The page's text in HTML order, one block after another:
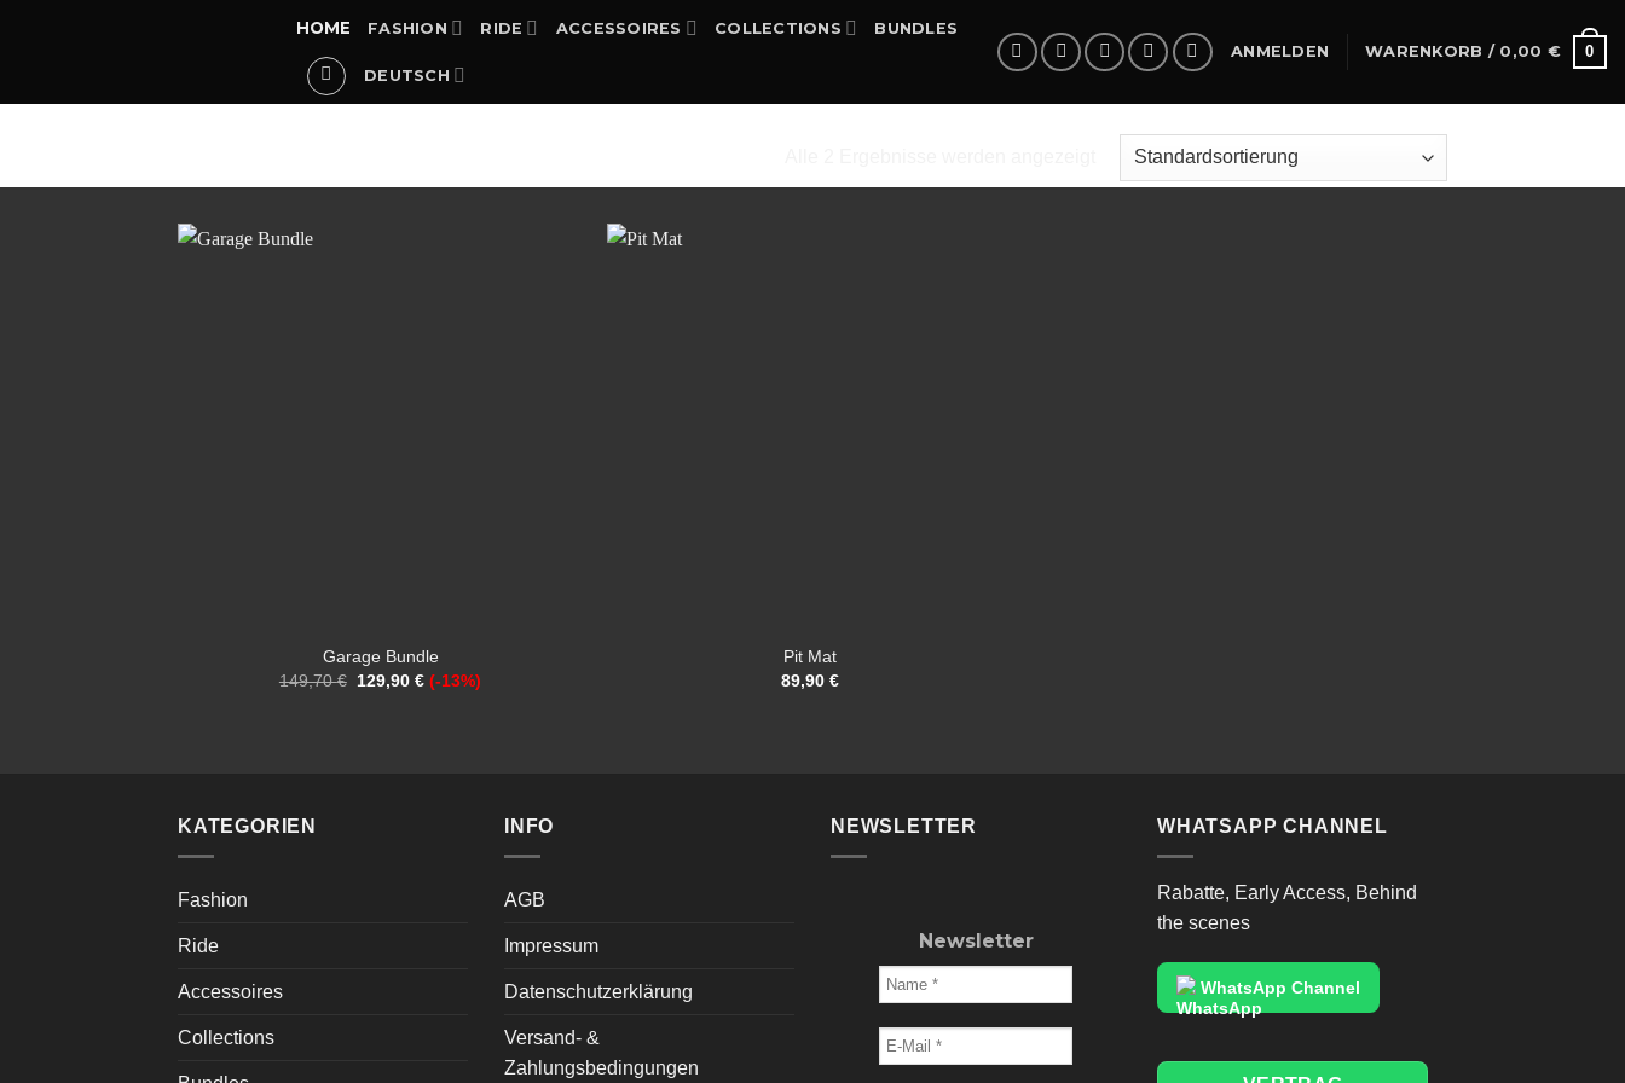
HOME FASHION RIDE ACCESSOIRES COLLECTIONS BUNDLES
DEUTSCH
ANMELDEN WARENKORB / 0,00 € 0
Garage Bundle
149,70€ Ursprünglicher
129,90€Aktueller
Preis
(-13%)
Pit Mat
89,90 €
KATEGORIEN
Fashion
Ride
Accessoires
Collections
INFO
AGB
Impressum
Datenschutzerklärung
Versand- &
Zahlungsbedingungen
NEWSLETTER
Newsletter
WHATSAPP CHANNEL
Rabatte, Early Access, Behind
the scenes
WhatsApp Channel